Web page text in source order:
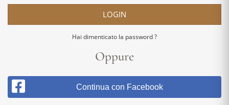
LOGIN
Hai dimenticato la password ?
Oppure
Continua con Facebook